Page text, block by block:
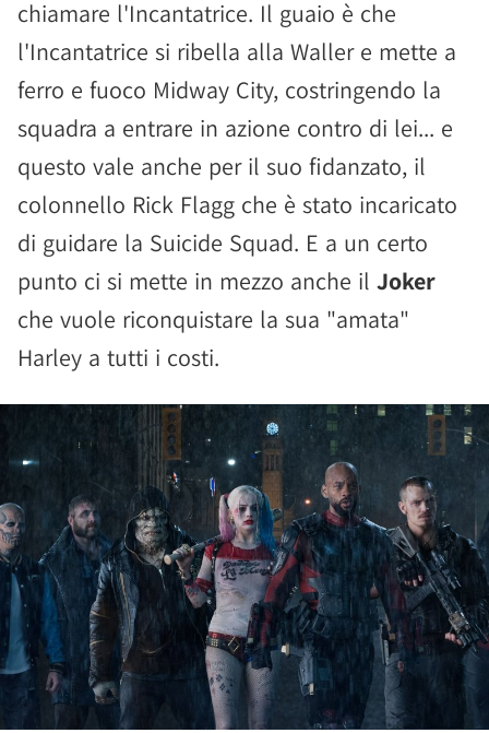
chiamare l'Incantatrice. Il guaio è che
l'Incantatrice si ribella alla Waller e mette a
ferro e fuoco Midway City, costringendo la
squadra a entrare in azione contro di lei... e
questo vale anche per il suo fidanzato, il
colonnello Rick Flagg che è stato incaricato
di guidare la Suicide Squad. E a un certo
punto ci si mette in mezzo anche il Joker
che vuole riconquistare la sua "amata"
Harley a tutti i costi.